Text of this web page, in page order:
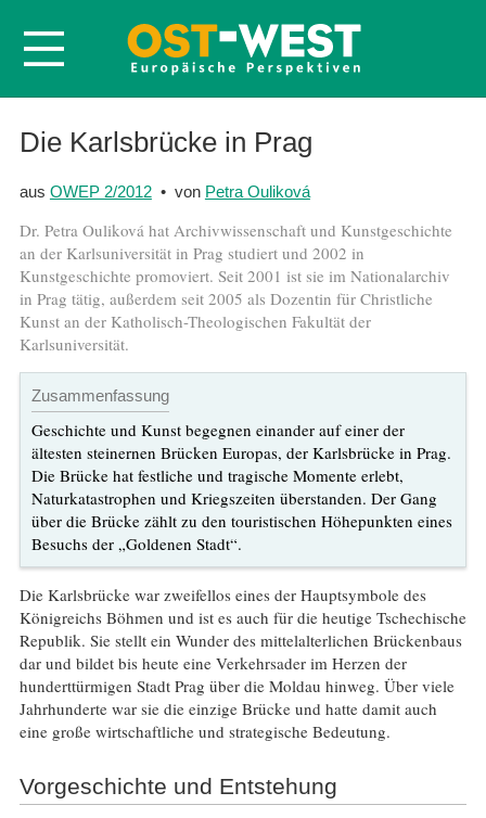
Startseite
Probeheft
Nachbestellen
Abonnieren
Kontakt
Die Karlsbrücke in Prag
aus OWEP 2/2012• von Petra Ouliková
Dr. Petra Ouliková hat Archivwissenschaft und Kunstgeschichte
an der Karlsuniversität in Prag studiert und 2002 in
Kunstgeschichte promoviert. Seit 2001 ist sie im Nationalarchiv
in Prag tätig, außerdem seit 2005 als Dozentin für Christliche
Kunst an der Katholisch-Theologischen Fakultät der
Karlsuniversität.
Zusammenfassung
Geschichte und Kunst begegnen einander auf einer der
ältesten steinernen Brücken Europas, der Karlsbrücke in Prag.
Die Brücke hat festliche und tragische Momente erlebt,
Naturkatastrophen und Kriegszeiten überstanden. Der Gang
über die Brücke zählt zu den touristischen Höhepunkten eines
Besuchs der „Goldenen Stadt“.
Die Karlsbrücke war zweifellos eines der Hauptsymbole des
Königreichs Böhmen und ist es auch für die heutige Tschechische
Republik. Sie stellt ein Wunder des mittelalterlichen Brückenbaus
dar und bildet bis heute eine Verkehrsader im Herzen der
hunderttürmigen Stadt Prag über die Moldau hinweg. Über viele
Jahrhunderte war sie die einzige Brücke und hatte damit auch
eine große wirtschaftliche und strategische Bedeutung.
Vorgeschichte und Entstehung